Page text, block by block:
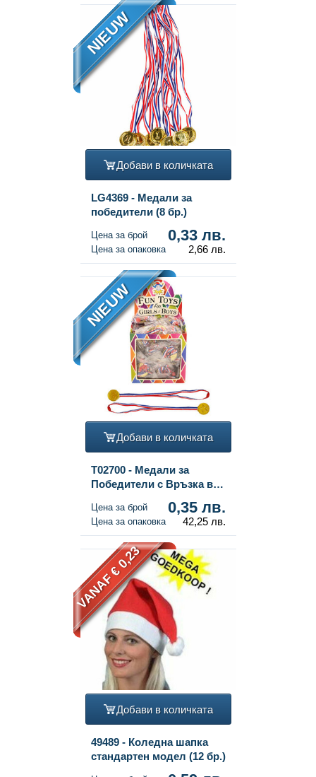
NIEUW
Добави в количката
LG4369 - Медали за
победители (8 бр.)
Цена за брой 0,33 лв.
Цена за опаковка 2,66 лв.
NIEUW
Добави в количката
T02700 - Медали за
Победители с Връзка в
Цена за брой 0,35 лв.
Цена за опаковка 42,25 лв.
VANAF € 0,23
Добави в количката
49489 - Коледна шапка
стандартен модел (12 бр.)